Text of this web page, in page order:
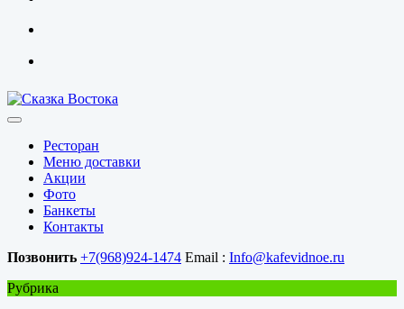
Ресторан
Меню доставки
Акции
Фото
Банкеты
Контакты
Позвонить +7(968)924-1474 Email : Info@kafevidnoe.ru
Рубрика